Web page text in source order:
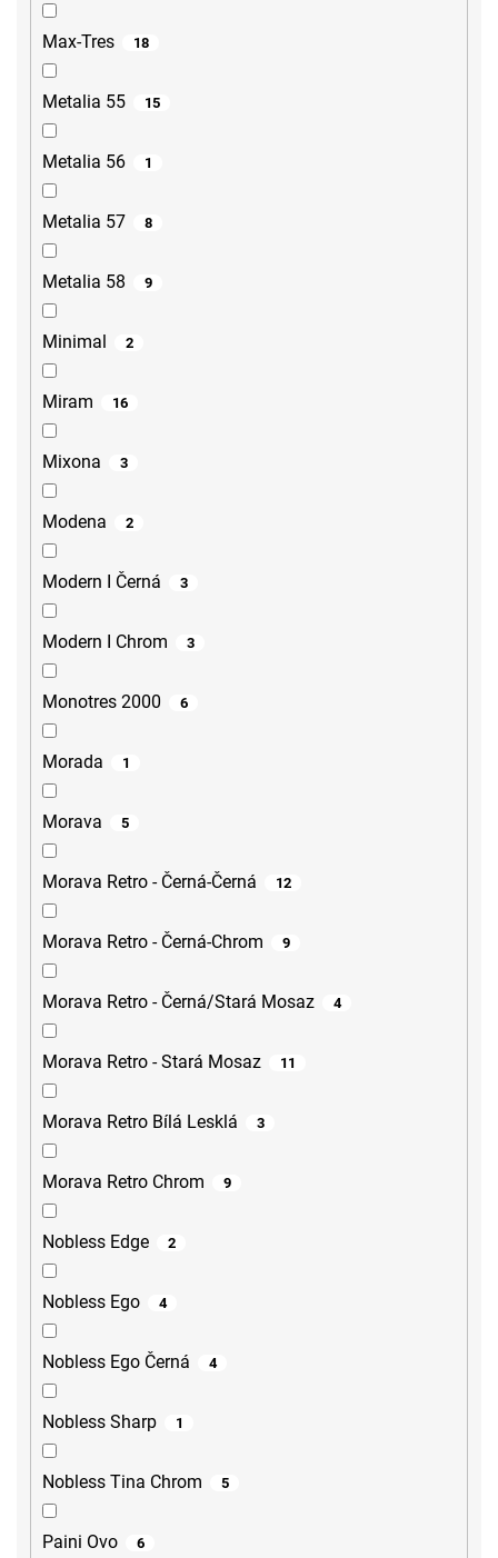
Max-Tres 18
Metalia 55 15
Metalia 56 1
Metalia 57 8
Metalia 58 9
Minimal 2
Miram 16
Mixona 3
Modena 2
Modern I Černá 3
Modern I Chrom 3
Monotres 2000 6
Morada 1
Morava 5
Morava Retro - Černá-Černá 12
Morava Retro - Černá-Chrom 9
Morava Retro - Černá/Stará Mosaz 4
Morava Retro - Stará Mosaz 11
Morava Retro Bílá Lesklá 3
Morava Retro Chrom 9
Nobless Edge 2
Nobless Ego 4
Nobless Ego Černá 4
Nobless Sharp 1
Nobless Tina Chrom 5
Paini Ovo 6